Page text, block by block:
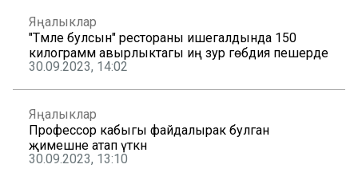
Яңалыклар
"Тәмле булсын" рестораны ишегалдында 150
килограмм авырлыктагы иң зур гөбәдия пешерде
30.09.2023, 14:02
Яңалыклар
Профессор кабыгы файдалырак булган
җимешне атап үткән
30.09.2023, 13:10